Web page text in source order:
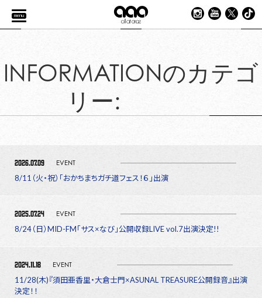
menu
INFORMATIONのカテゴ
リー:
2026.07.09 EVENT
8/11（火・祝）「おかちまちガチ道フェス！６」出演
2025.07.24 EVENT
8/24（日）MID-FM「サス×なび」公開収録LIVE vol.7出演決定!!
2024.11.18 EVENT
11/28(木)『須田亜香里・大倉士門×ASUNAL TREASURE公開録音』出演
決定！！